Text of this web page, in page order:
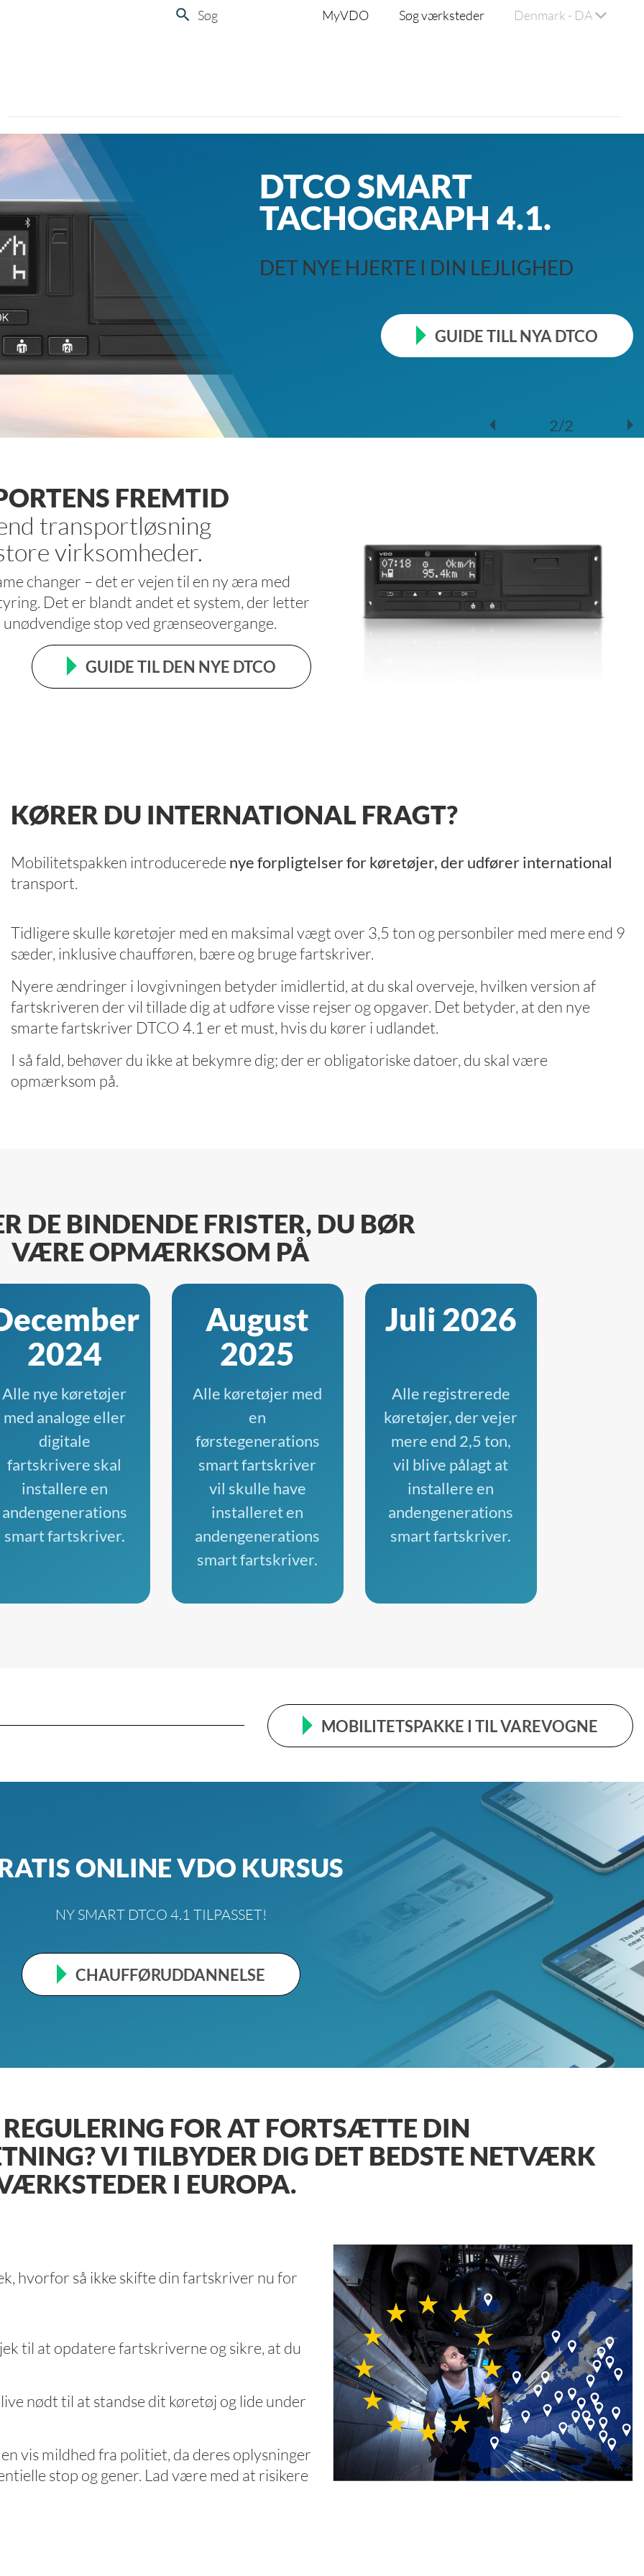
Søg MyVDO Søg værksteder Denmark - DA
MYVDO
NYHEDER,
GRATIS
MERE
DTCO SMART
TACHOGRAPH 4.1.
DET NYE HJERTE I DIN LEJLIGHED
GUIDE TILL NYA DTCO
2/2
FREMTID
transportløsning
virksomheder.
changer – det er vejen til en ny æra med
Det er blandt andet et system, der letter
stop ved grænseovergange.
GUIDE TIL DEN NYE DTCO
KØRER DU INTERNATIONAL FRAGT?
Mobilitetspakken introduceredenye forpligtelser for køretøjer, der udfører international
transport.
Tidligere skulle køretøjer med en maksimal vægt over 3,5 ton og personbiler med mere end 9
sæder, inklusive chaufføren, bære og bruge fartskriver.
Nyere ændringer i lovgivningen betyder imidlertid, at du skal overveje, hvilken version af
fartskriveren der vil tillade dig at udføre visse rejser og opgaver. Det betyder, at den nye
smarte fartskriver DTCO 4.1 er et must, hvis du kører i udlandet.
I så fald, behøver du ikke at bekymre dig; der er obligatoriske datoer, du skal være
opmærksom på.
DE BINDENDE FRISTER, DU BØR
VÆRE OPMÆRKSOM PÅ
2024
Alle nye køretøjer
med analoge eller
digitale
fartskrivere skal
installere en
andengenerations
smart fartskriver.
August
2025
Alle køretøjer med
en
førstegenerations
smart fartskriver
vil skulle have
installeret en
andengenerations
smart fartskriver.
Juli 2026
Alle registrerede
køretøjer, der vejer
mere end 2,5 ton,
vil blive pålagt at
installere en
andengenerations
smart fartskriver.
MOBILITETSPAKKE I TIL VAREVOGNE
ONLINE VDO KURSUS
NY SMART DTCO 4.1 TILPASSET!
CHAUFFØRUDDANNELSE
FOR AT FORTSÆTTE DIN
VI TILBYDER DIG DET BEDSTE NETVÆRK
I EUROPA.
hvorfor så ikke skifte din fartskriver nu for
til at opdatere fartskriverne og sikre, at du
nødt til at standse dit køretøj og lide under
vis mildhed fra politiet, da deres oplysninger
stop og gener. Lad være med at risikere